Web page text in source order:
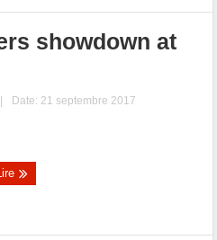
showdown at
| Date: 21 septembre 2017